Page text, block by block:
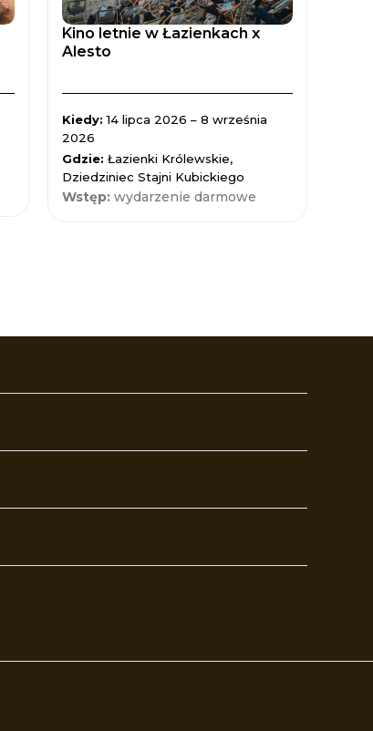
Kino letnie w Łazienkach x
Alesto
Kiedy:14 lipca 2026 – 8 września
2026
Gdzie: Łazienki Królewskie,
Dziedziniec Stajni Kubickiego
Wstęp: wydarzenie darmowe